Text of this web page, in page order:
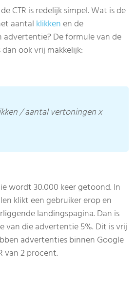
CTR is redelijk simpel. Wat is de
aantal klikkenen de
advertentie? De formule van de
ook vrij makkelijk:
/ aantal vertoningen x
wordt 30.000 keer getoond. In
klikt een gebruiker erop en
landingspagina. Dan is
die advertentie 5%. Dit is vrij
advertenties binnen Google
van 2 procent.